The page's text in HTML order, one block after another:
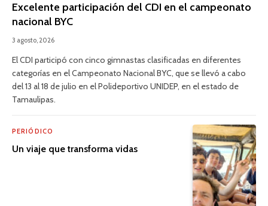
Excelente participación del CDI en el campeonato
nacional BYC
3 agosto, 2026
El CDI participó con cinco gimnastas clasificadas en diferentes
categorías en el Campeonato Nacional BYC, que se llevó a cabo
del 13 al 18 de julio en el Polideportivo UNIDEP, en el estado de
Tamaulipas.
PERIÓDICO
Un viaje que transforma vidas